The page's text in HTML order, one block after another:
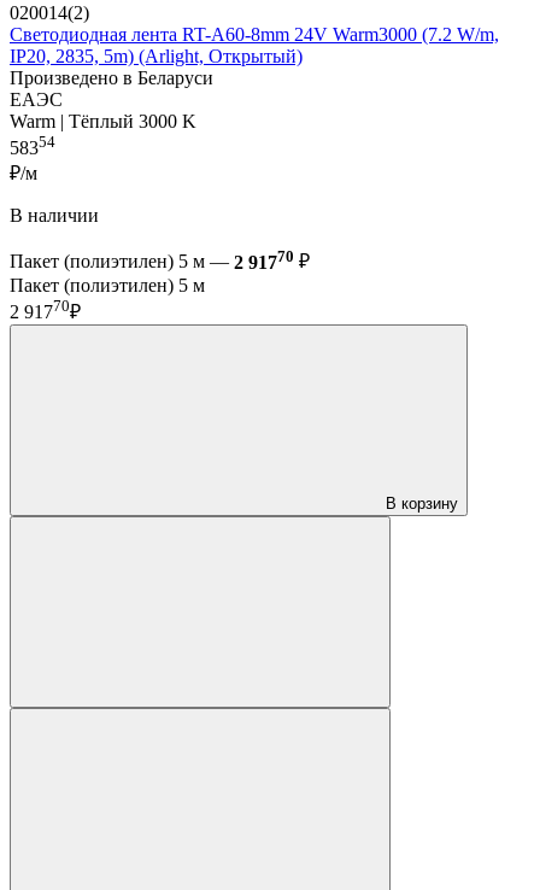
020014(2)
Светодиодная лента RT-A60-8mm 24V Warm3000 (7.2 W/m,
IP20, 2835, 5m) (Arlight, Открытый)
Произведено в Беларуси
ЕАЭС
Warm | Тёплый 3000 K
58354
₽/м
В наличии
Пакет (полиэтилен) 5 м — 2 91770 ₽
Пакет (полиэтилен) 5 м
2 91770₽
В корзину